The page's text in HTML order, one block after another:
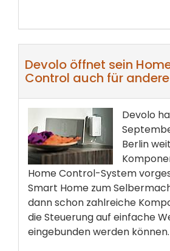
Devolo öffnet sein
Control auch für
Devolo
Berlin
Home Control-System
Smart Home zum
dann schon zahlreiche
die Steuerung auf einfache
eingebunden werden können.